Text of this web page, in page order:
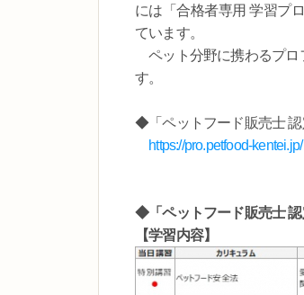
には「合格者専用 学習プ
ています。
ペット分野に携わるプロ
す。
◆「ペットフード販売士 認
https://pro.petfood-kentei.jp/
◆「ペットフード販売士
【学習内容】